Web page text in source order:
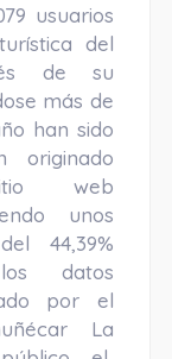
usuarios
del
de su
más de
han sido
originado
web
unos
44,39%
los datos
por el
La